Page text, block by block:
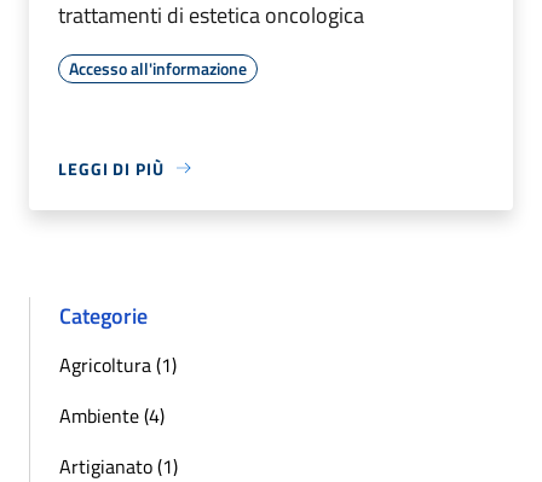
trattamenti di estetica oncologica
Accesso all'informazione
LEGGI DI PIÙ
Categorie
Agricoltura (1)
Ambiente (4)
Artigianato (1)